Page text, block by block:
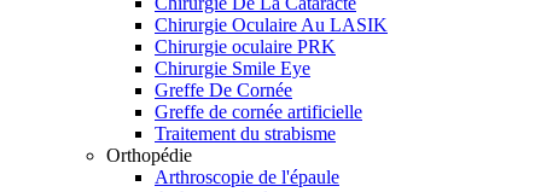
Chirurgie Oculaire Au LASIK
Chirurgie oculaire PRK
Chirurgie Smile Eye
Greffe De Cornée
Greffe de cornée artificielle
Traitement du strabisme
Orthopédie
Arthroscopie de l'épaule